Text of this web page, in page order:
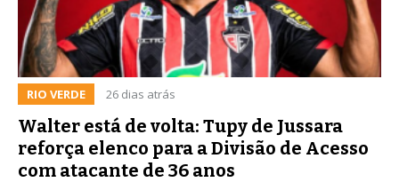
RIO VERDE 26 dias atrás
Walter está de volta: Tupy de Jussara
reforça elenco para a Divisão de Acesso
com atacante de 36 anos